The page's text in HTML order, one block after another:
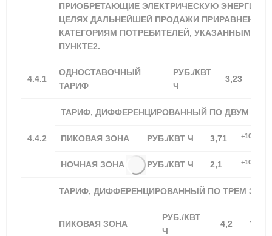
ПРИОБРЕТАЮЩИЕ ЭЛЕКТРИЧЕСКУЮ ЭНЕРГИЮ
ЦЕЛЯХ ДАЛЬНЕЙШЕЙ ПРОДАЖИ
КАТЕГОРИЯМ ПОТРЕБИТЕЛЕЙ, УКАЗАННЫМ В
ПУНКТЕ2.
4.4.1
ОДНОСТАВОЧНЫЙ
ТАРИФ
РУБ./КВТ
Ч
3,23
4.4.2
ТАРИФ, ДИФФЕРЕНЦИРОВАННЫЙ ПО ДВУМ
ПИКОВАЯ ЗОНА РУБ./КВТ Ч 3,71 +100,00%
НОЧНАЯ ЗОНА РУБ./КВТ Ч 2,1 +100,00%
ТАРИФ, ДИФФЕРЕНЦИРОВАННЫЙ ПО ТРЕМ
ПИКОВАЯ ЗОНА
РУБ./КВТ
Ч
4,2